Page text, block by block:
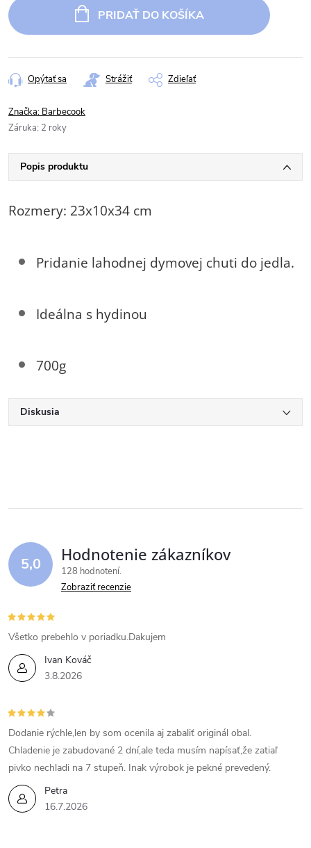
cena:
PRIDAŤ DO KOŠÍKA
Opýtať sa Strážiť Zdieľať
Značka: Barbecook
Záruka: 2 roky
Popis produktu
Rozmery: 23x10x34 cm
Pridanie lahodnej dymovej chuti do jedla.
Ideálna s hydinou
700g
Diskusia
5,0 Hodnotenie zákazníkov
128 hodnotení
Zobraziť recenzie
Ivan Kováč
3.8.2026
Všetko prebehlo v poriadku.Dakujem
Petra
16.7.2026
Dodanie rýchle,len by som ocenila aj zabaliť originál obal.
Chladenie je zabudované 2 dní,ale teda musím napísať,že zatiaľ
pivko nechladi na 7 stupeň. Inak výrobok je pekné prevedený.